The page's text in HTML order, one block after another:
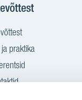
ja praktika